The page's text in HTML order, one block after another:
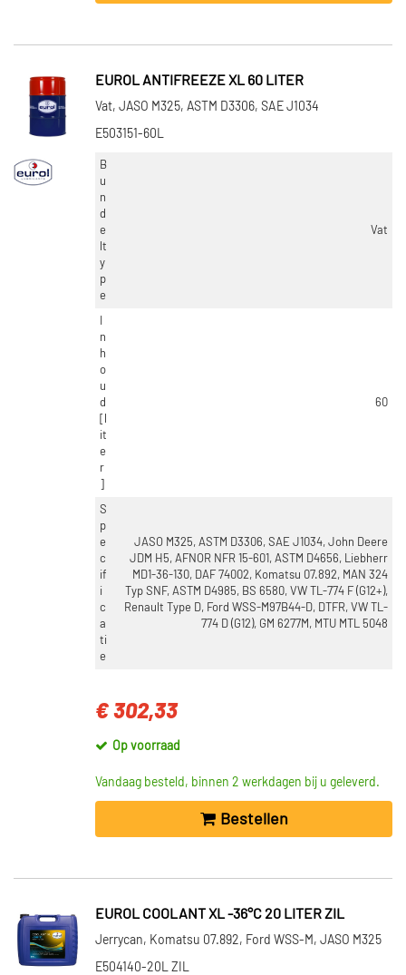
EUROL ANTIFREEZE XL 60 LITER
Vat, JASO M325, ASTM D3306, SAE J1034
E503151-60L
B
u
n
d
e
lt
y
p
e
Vat
n
h
o
u
d
it
e
r
60
S
p
e
c
if
i
c
a
ti
e
JASO M325, ASTM D3306, SAE J1034, John Deere
JDM H5, AFNOR NFR 15-601, ASTM D4656, Liebherr
MD1-36-130, DAF 74002, Komatsu 07.892, MAN 324
Typ SNF, ASTM D4985, BS 6580, VW TL-774 F (G12+),
Renault Type D, Ford WSS-M97B44-D, DTFR, VW TL-
774 D (G12), GM 6277M, MTU MTL 5048
€ 302,33
Op voorraad
Vandaag besteld, binnen 2 werkdagen bij u geleverd.
Bestellen
EUROL COOLANT XL -36°C 20 LITER ZIL
Jerrycan, Komatsu 07.892, Ford WSS-M, JASO M325
E504140-20L ZIL